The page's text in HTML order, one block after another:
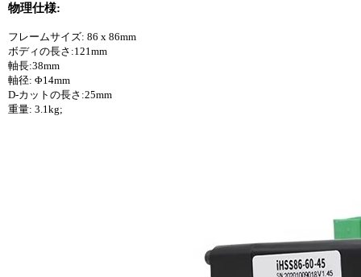
物理仕様:
フレームサイズ: 86 x 86mm
ボディの長さ:121mm
軸長:38mm
軸径: Φ14mm
D-カットの長さ:25mm
重量: 3.1kg;